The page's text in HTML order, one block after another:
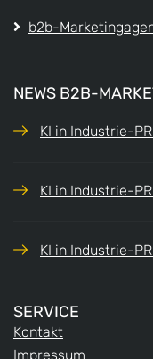
b2b-
NEWS B2B-
KI in Industrie-
KI in Industrie-
KI in Industrie-
SERVICE
Kontakt
Impressum